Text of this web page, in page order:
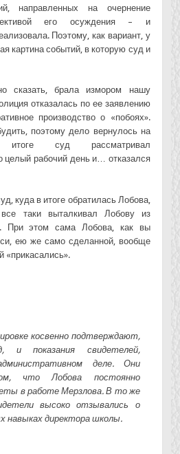
направленных на очернение
его осуждения – и
Поэтому, как вариант, у
картина событий, в которую суд и
сказать, брала измором нашу
отказалась по ее заявлению
производство о «побоях».
поэтому дело вернулось на
суд рассматривал
целый рабочий день и… отказался
куда в итоге обратилась Лобова,
таки выталкивал Лобову из
При этом сама Лобова, как вы
ею же само сделанной, вообще
«прикасались».
косвенно подтверждают,
и показания свидетелей,
деле. Они
что Лобова постоянно
в работе Мерзлова. В то же
высоко отзывались о
навыках директора школы.